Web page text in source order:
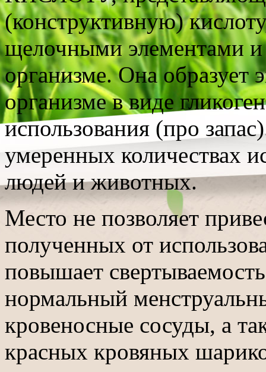
(конструктивную)
щелочными элементами
организме. Она
организме в виде
использования (про
умеренных количествах
людей и животных.
Место не позволяет
полученных от
повышает
нормальный
кровеносные сосуды, а
красных кровяных